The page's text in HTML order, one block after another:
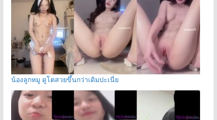
น้องลูกหมู ดูโตสวยขึ้นกว่าเดิมปะเนี่ย